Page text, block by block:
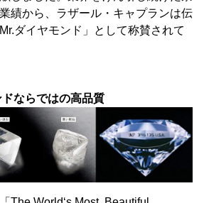
績から、ラザール・キャプランは伝
ダイヤモンド」として称賛されて
ならではの高品質